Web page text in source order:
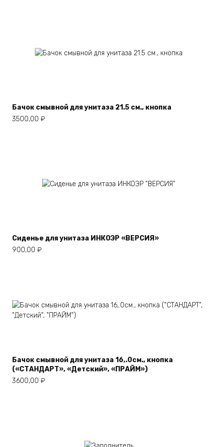
Бачок смывной для унитаза 21.5 см., кнопка
3500,00 ₽
Сиденье для унитаза ИНКОЭР «ВЕРСИЯ»
900,00 ₽
Бачок смывной для унитаза 16,.0см., кнопка
(«СТАНДАРТ», «Детский», «ПРАЙМ»)
3600,00 ₽